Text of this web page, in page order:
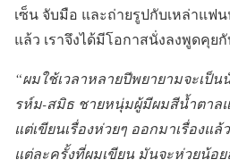
เซ็น จับมือ และถ่ายรูปกับเหล่าแฟ
แล้ว เราจึงได้มีโอกาสนั่งลงพูดคุย
“ผมใช้เวลาหลายปีพยายามจะเป็น
รห์ม-สมิธ ชายหนุ่มผู้มีผมสีน้ำตาล
แต่เขียนเรื่องห่วยๆ ออกมาเรื่องแล้
แต่ละครั้งที่ผมเขียน มันจะห่วยน้อย